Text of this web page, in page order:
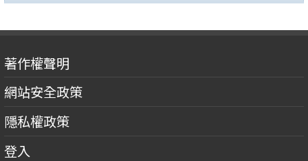
著作權聲明
網站安全政策
隱私權政策
登入